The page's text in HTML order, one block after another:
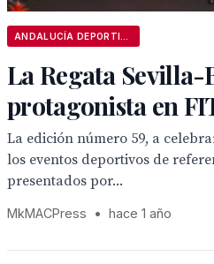
La Regata Sevilla-
protagonista en
La edición número 59, a
los eventos deportivos de
presentados por...
MkMACPress • hace 1 año